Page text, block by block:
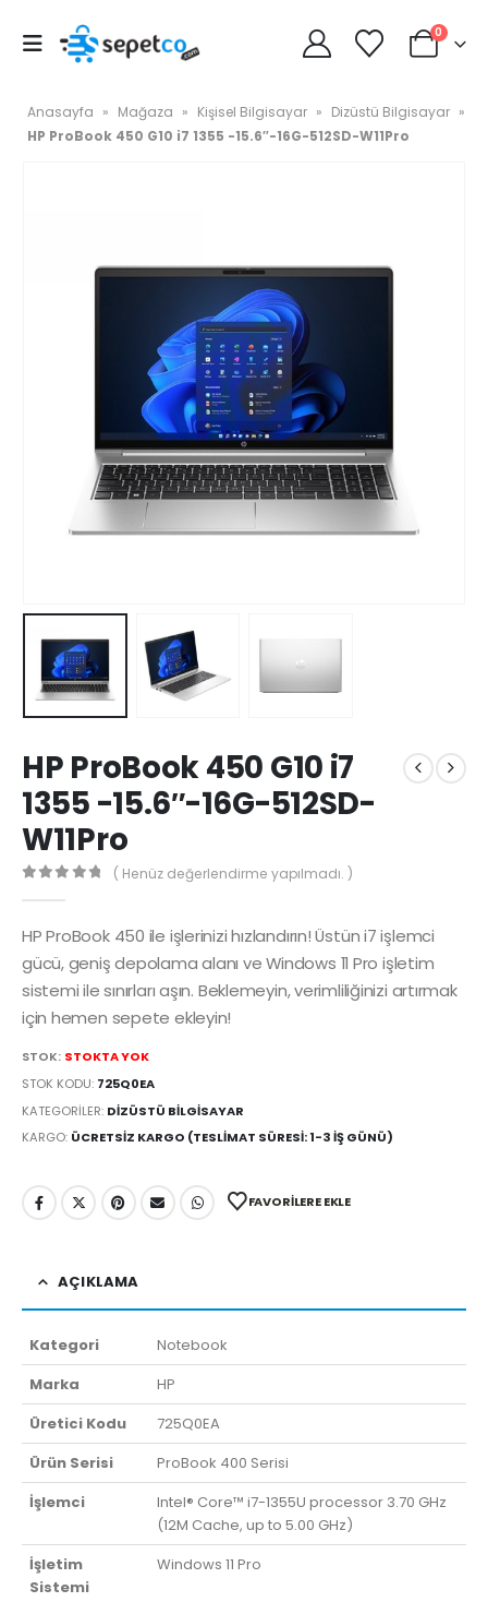
0
Anasayfa » Mağaza » Kişisel Bilgisayar » Dizüstü Bilgisayar »
HP ProBook 450 G10 i7 1355 -15.6″-16G-512SD-W11Pro
HP ProBook 450 G10 i7
1355 -15.6″-16G-512SD-
W11Pro
( Henüz değerlendirme yapılmadı. )
HP ProBook 450 ile işlerinizi hızlandırın! Üstün i7 işlemci
gücü, geniş depolama alanı ve Windows 11 Pro işletim
sistemi ile sınırları aşın. Beklemeyin, verimliliğinizi artırmak
için hemen sepete ekleyin!
STOK: STOKTA YOK
STOK KODU: 725Q0EA
KATEGORILER: DIZÜSTÜ BILGISAYAR
KARGO: ÜCRETSIZ KARGO (TESLIMAT SÜRESI: 1-3 İŞ GÜNÜ)
FAVORILERE EKLE
AÇIKLAMA
Kategori
Notebook
Marka
HP
Üretici Kodu
725Q0EA
Ürün Serisi
ProBook 400 Serisi
İşlemci
Intel® Core™ i7-1355U processor 3.70 GHz
(12M Cache, up to 5.00 GHz)
İşletim
Sistemi
Windows 11 Pro